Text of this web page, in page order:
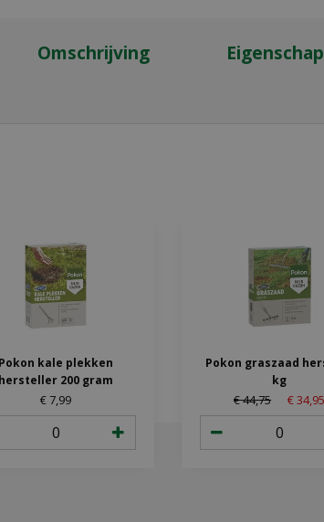
Omschrijving
Pokon kale plekken
hersteller 200 gram
€ 7,99
Pokon graszaad
kg
€44,75 €34,95